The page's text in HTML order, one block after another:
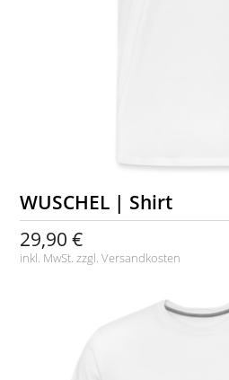
WUSCHEL | Shirt
29,90 €
inkl. MwSt. zzgl.Versandkosten